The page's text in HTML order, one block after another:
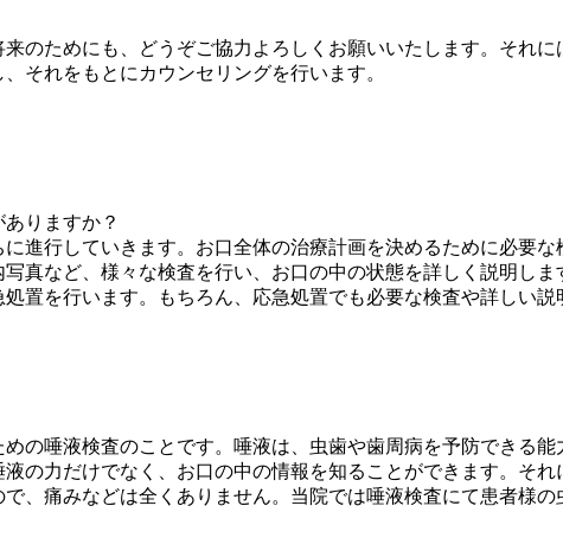
のためにも、どうぞご協力よろしくお願いいたします。それ
それをもとにカウンセリングを行います。
りますか？
進行していきます。お口全体の治療計画を決めるために必要
真など、様々な検査を行い、お口の中の状態を詳しく説明し
置を行います。もちろん、応急処置でも必要な検査や詳しい説
の唾液検査のことです。唾液は、虫歯や歯周病を予防できる能
の力だけでなく、お口の中の情報を知ることができます。そ
、痛みなどは全くありません。当院では唾液検査にて患者様